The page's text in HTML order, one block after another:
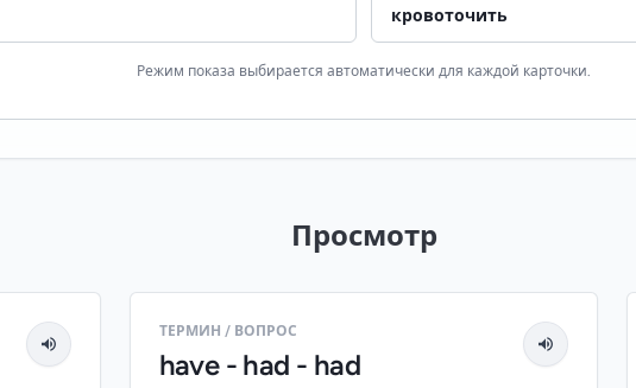
кровоточить
Режим показа выбирается автоматически для каждой карточки.
Просмотр
ТЕРМИН / ВОПРОС
have - had - had